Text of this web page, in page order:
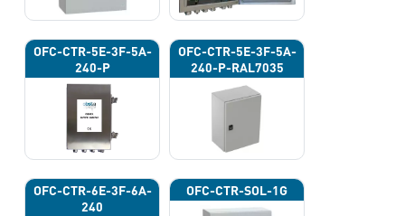
OFC-CTR-5E-3F-5A-
240-P
OFC-CTR-5E-3F-5A-
240-P-RAL7035
OFC-CTR-6E-3F-6A-
240
OFC-CTR-SOL-1G